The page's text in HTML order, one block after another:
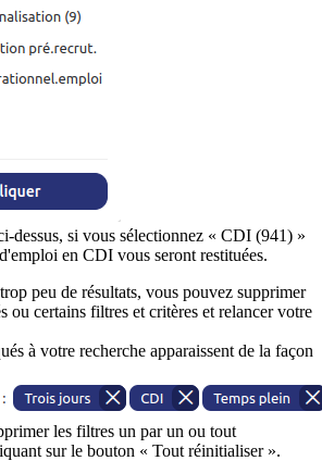
dessus, si vous sélectionnez « CDI (941) »
en CDI vous seront restituées.
peu de résultats, vous pouvez supprimer
ou certains filtres et critères et relancer votre
à votre recherche apparaissent de la façon
les filtres un par un ou tout
sur le bouton « Tout réinitialiser ».